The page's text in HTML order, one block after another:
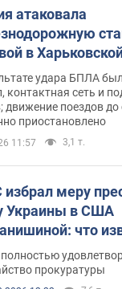
атаковала
в
и
удара БПЛА
контактная сеть и
движение поездов до
приостановлено
11:57 3,1 т.
меру
Украины в США
что
прокуратуры